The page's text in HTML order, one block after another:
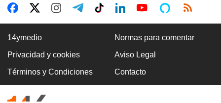
CUBA-EE UU
Marco Rubio advierte de que La Habana "no
tendrá escapatoria" y que EE UU será implacable
14ymedio Normas para comentar
Privacidad y cookies Aviso Legal
Términos y Condiciones Contacto